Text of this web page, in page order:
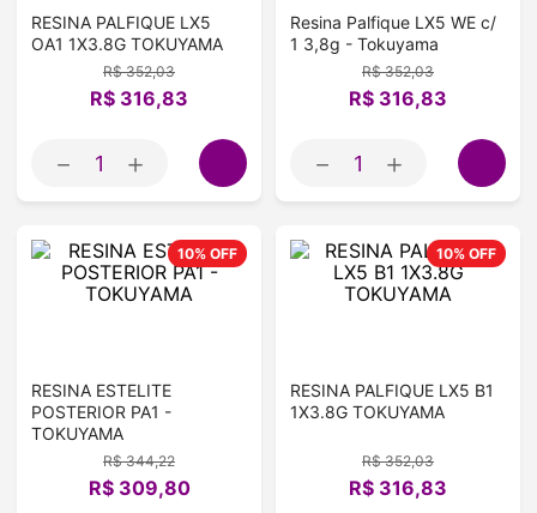
RESINA PALFIQUE LX5
OA1 1X3.8G TOKUYAMA
R$ 352,03
R$ 316,83
＋
－
Resina Palfique LX5 WE c/
1 3,8g - Tokuyama
R$ 352,03
R$ 316,83
＋
－
10% OFF
RESINA ESTELITE
POSTERIOR PA1 -
TOKUYAMA
R$ 344,22
R$ 309,80
10% OFF
RESINA PALFIQUE LX5 B1
1X3.8G TOKUYAMA
R$ 352,03
R$ 316,83